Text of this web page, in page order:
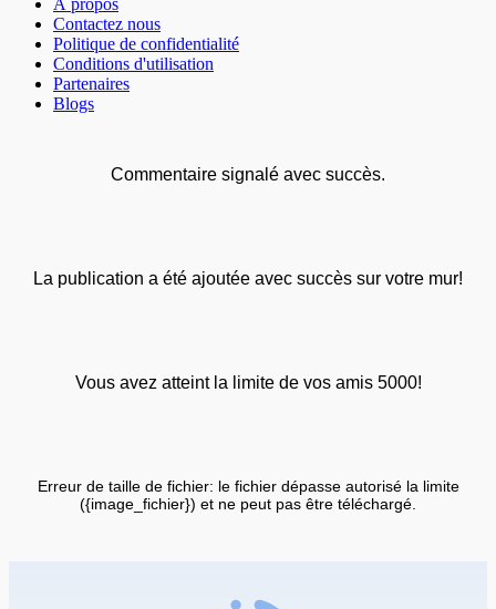
Contactez nous
Politique de confidentialité
Conditions d'utilisation
Partenaires
Blogs
Commentaire signalé avec succès.
La publication a été ajoutée avec succès sur votre mur!
Vous avez atteint la limite de vos amis 5000!
Erreur de taille de fichier: le fichier dépasse autorisé la limite
({image_fichier}) et ne peut pas être téléchargé.